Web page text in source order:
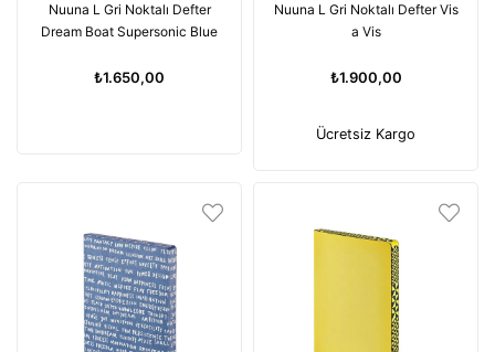
Nuuna L Gri Noktalı Defter
Dream Boat Supersonic Blue
₺1.650,00
Nuuna L Gri Noktalı Defter Vis
a Vis
₺1.900,00
Ücretsiz Kargo